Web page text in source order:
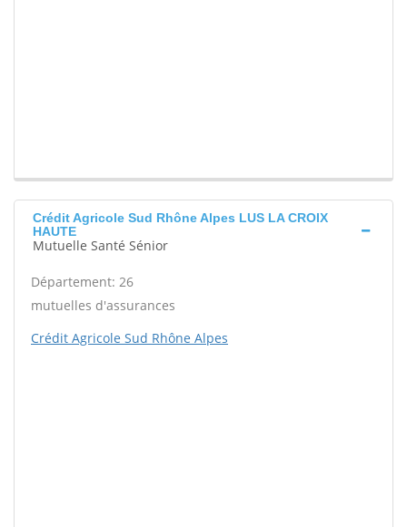
Crédit Agricole Sud Rhône Alpes LUS LA CROIX
HAUTE
Mutuelle Santé Sénior
Département: 26
mutuelles d'assurances
Crédit Agricole Sud Rhône Alpes